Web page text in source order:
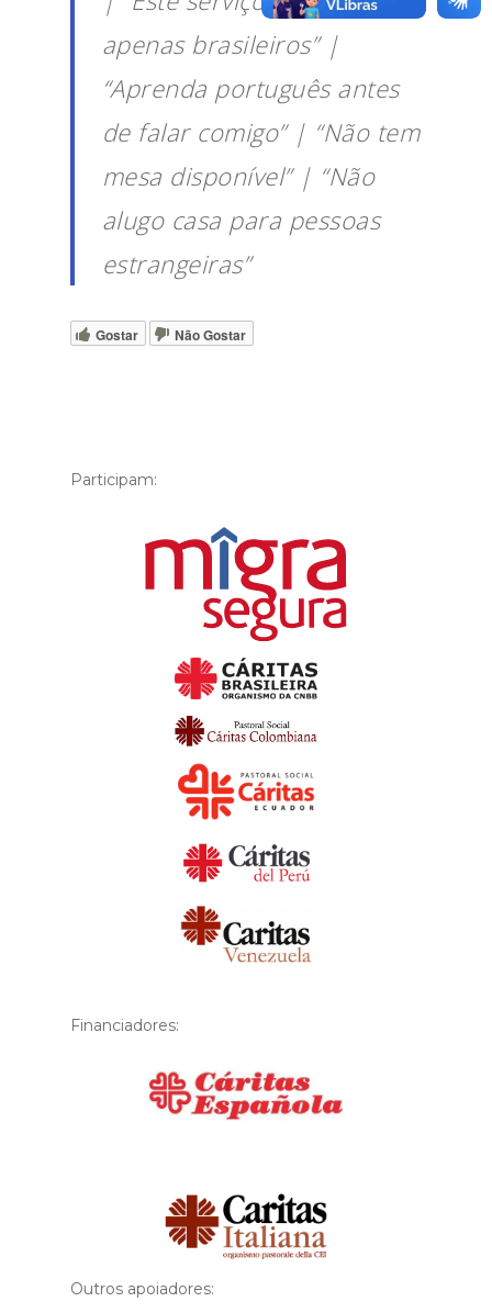
apenas brasileiros” |
“Aprenda português antes
de falar comigo” | “Não tem
mesa disponível” | “Não
alugo casa para pessoas
estrangeiras”
Gostar Não Gostar
Participam:
Financiadores:
Outros apoiadores: